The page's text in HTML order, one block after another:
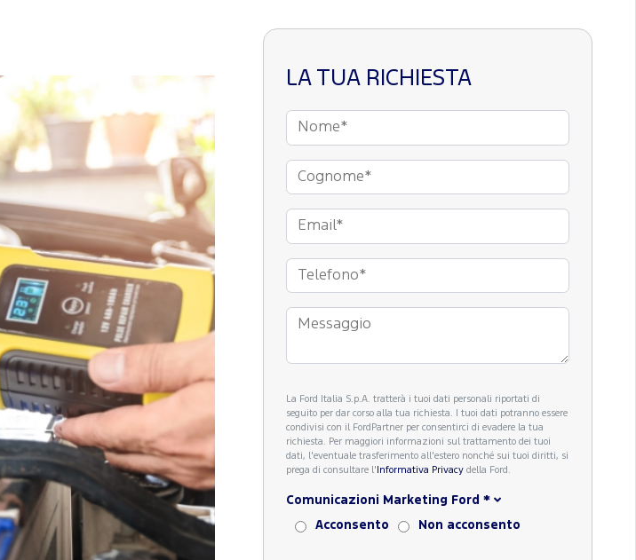
LA TUA RICHIESTA
La Ford Italia S.p.A. tratterà i tuoi dati personali riportati di
seguito per dar corso alla tua richiesta. I tuoi dati potranno essere
condivisi con il FordPartner per consentirci di evadere la tua
richiesta. Per maggiori informazioni sul trattamento dei tuoi
dati, l'eventuale trasferimento all'estero nonché sui tuoi diritti, si
prega di consultare l' Informativa Privacydella Ford.
Comunicazioni Marketing Ford *
Acconsento Non acconsento